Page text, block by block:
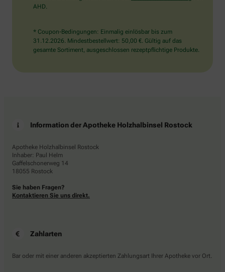
AHD.
* Coupon-Bedingungen: Einmalig einlösbar bis zum
31.12.2026. Mindestbestellwert: 50,00 €. Gültig auf das
gesamte Sortiment, ausgeschlossen rezeptpflichtige Produkte.
Information der Apotheke Holzhalbinsel Rostock
Apotheke Holzhalbinsel Rostock
Inhaber: Paul Helm
Gaffelschonerweg 14
18055 Rostock
Sie haben Fragen?
Kontaktieren Sie uns direkt.
Zahlarten
Bar oder mit einer anderen akzeptierten Zahlungsart Ihrer Apotheke vor Ort.